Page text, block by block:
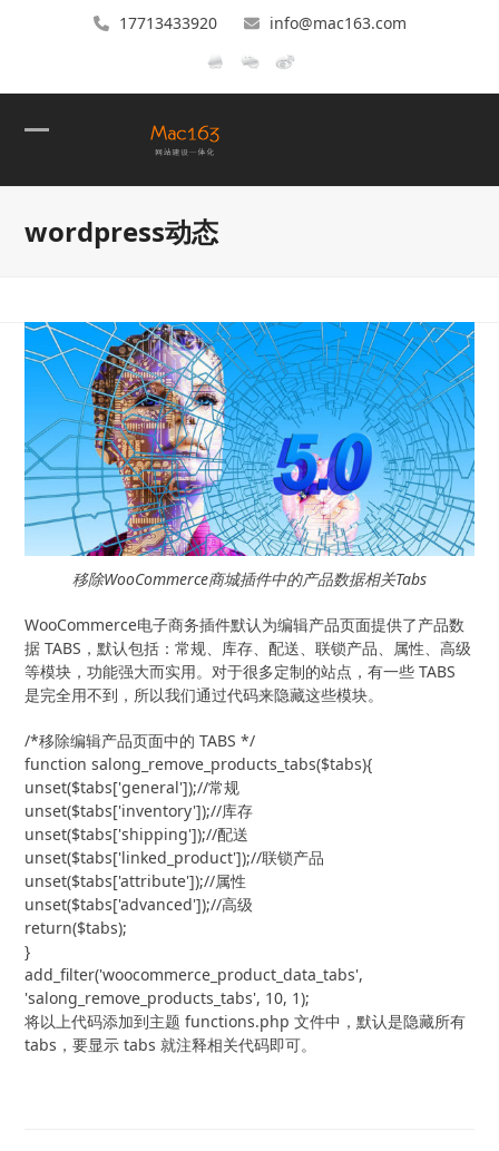
17713433920 info@mac163.com
mobile
menu
mobile
menu
wordpress动态
移除WooCommerce商城插件中的产品数据相关Tabs
WooCommerce电子商务插件默认为编辑产品页面提供了产品数
据 TABS，默认包括：常规、库存、配送、联锁产品、属性、高级
等模块，功能强大而实用。对于很多定制的站点，有一些 TABS
是完全用不到，所以我们通过代码来隐藏这些模块。
/*移除编辑产品页面中的 TABS */
function salong_remove_products_tabs($tabs){
unset($tabs['general']);//常规
unset($tabs['inventory']);//库存
unset($tabs['shipping']);//配送
unset($tabs['linked_product']);//联锁产品
unset($tabs['attribute']);//属性
unset($tabs['advanced']);//高级
return($tabs);
}
add_filter('woocommerce_product_data_tabs',
'salong_remove_products_tabs', 10, 1);
将以上代码添加到主题 functions.php 文件中，默认是隐藏所有
tabs，要显示 tabs 就注释相关代码即可。